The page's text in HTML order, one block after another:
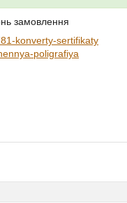
замовлення
konverty-sertifikaty
poligrafiya